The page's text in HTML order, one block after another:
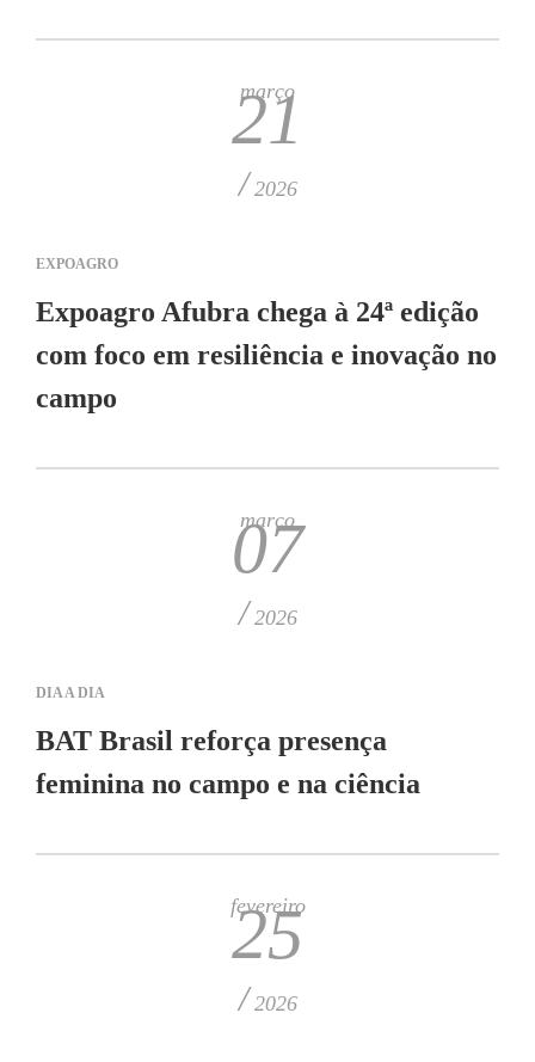
março
21
/ 2026
EXPOAGRO
Expoagro Afubra chega à 24ª edição
com foco em resiliência e inovação no
campo
março
07
/ 2026
DIA A DIA
BAT Brasil reforça presença
feminina no campo e na ciência
fevereiro
25
/ 2026